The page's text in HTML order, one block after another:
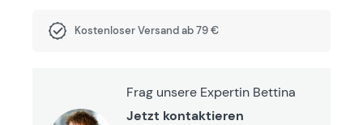
Kostenloser Versand ab 79 €
Frag unsere Expertin Bettina
Jetzt kontaktieren